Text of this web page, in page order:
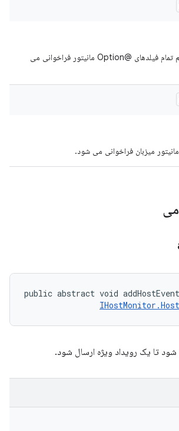
روشی که پس از تنظیم تمام فیلدهای @Option مانیتور فراخوانی می
میزبان فراخوانی می شود.
public abstract void
تا یک رویداد ویژه ارسال شود.